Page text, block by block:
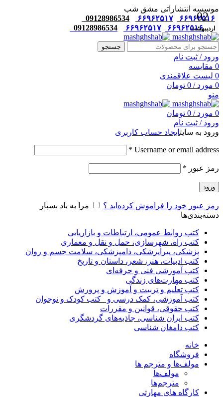
موسسه انتشاراتی مشق شب
۶۶۹۶۲۵۱۶
۶۶۹۶۲۵۱۷
09128986534
۶۶۹۶۲۵۱۶
۶۶۹۶۲۵۱۷ 09128986534
جستجو
ورود / ثبت نام
0 مقایسه
0 لیست علاقمندی
0 مورد /
0 تومان
منو
0 مورد /
0 تومان
ورود / ثبت نام
ورود به سایتایجاد حساب کاربری
Username or email address
*
رمز عبور *
ورود
رمز عبور خود را فراموش کرده‌اید ؟
مرا به یاد بسپار
دسته‌بندی‌ها
کتب روابط عمومی، ارتباطات و بازاریابی
کتب راه، شهرسازی، حمل و نقل و معماری
پزشکی، پیراپزشکی، دامپزشکی، سلامت جسم و روان
کتب ادبیات، هنر، شعر، داستان و تاریخ
کتب آموزشی فنی و حرفه‌ای
کتب مهارت‌های زندگی
کتب تعلیم و تربیت و آموزش و پرورش
کتب آموزشی، کمک درسی و _کتب کودک و نوجوان
کتب حقوقی، قوانین و مقررات
کتب ایران شناسی، جاذبه‌های گردشگری
کتب دامغان شناسی
خانه
فروشگاه
مولف‌ها و مترجم ها
مولف‌ها
مترجم‌ها
کارگاه های مهارتی
02
اردیبهشت